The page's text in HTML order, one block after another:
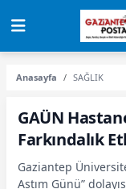
Anasayfa SAĞLIK
GAÜN
Farkındalık
Gaziantep
Astım Günü”